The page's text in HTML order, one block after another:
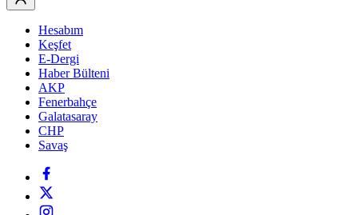
Hesabım
Keşfet
E-Dergi
Haber Bülteni
AKP
Fenerbahçe
Galatasaray
CHP
Savaş